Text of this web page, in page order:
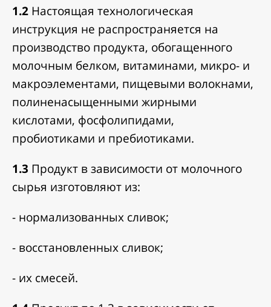
1.2 Настоящая технологическая
инструкция не распространяется на
производство продукта, обогащенного
молочным белком, витаминами, микро- и
макроэлементами, пищевыми волокнами,
полиненасыщенными жирными
кислотами, фосфолипидами,
пробиотиками и пребиотиками.
1.3 Продукт в зависимости от молочного
сырья изготовляют из:
- нормализованных сливок;
- восстановленных сливок;
- их смесей.